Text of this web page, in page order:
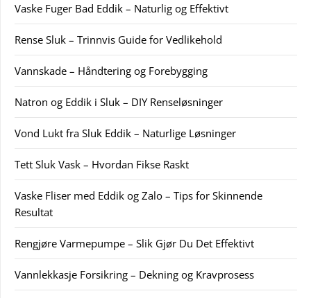
Vaske Fuger Bad Eddik – Naturlig og Effektivt
Rense Sluk – Trinnvis Guide for Vedlikehold
Vannskade – Håndtering og Forebygging
Natron og Eddik i Sluk – DIY Renseløsninger
Vond Lukt fra Sluk Eddik – Naturlige Løsninger
Tett Sluk Vask – Hvordan Fikse Raskt
Vaske Fliser med Eddik og Zalo – Tips for Skinnende
Resultat
Rengjøre Varmepumpe – Slik Gjør Du Det Effektivt
Vannlekkasje Forsikring – Dekning og Kravprosess